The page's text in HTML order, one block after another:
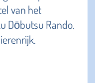
van het
Dōbutsu Rando.